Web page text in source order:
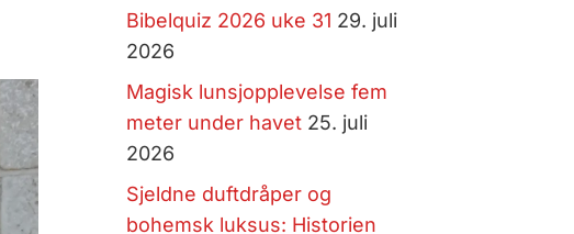
Bibelquiz 2026 uke 31 29. juli
2026
Magisk lunsjopplevelse fem
meter under havet 25. juli
2026
Sjeldne duftdråper og
bohemsk luksus: Historien